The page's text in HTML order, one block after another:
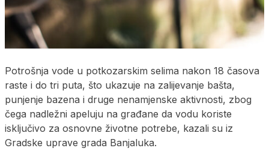
Potrošnja vode u potkozarskim selima nakon 18 časova
raste i do tri puta, što ukazuje na zalijevanje bašta,
punjenje bazena i druge nenamjenske aktivnosti, zbog
čega nadležni apeluju na građane da vodu koriste
isključivo za osnovne životne potrebe, kazali su iz
Gradske uprave grada Banjaluka.